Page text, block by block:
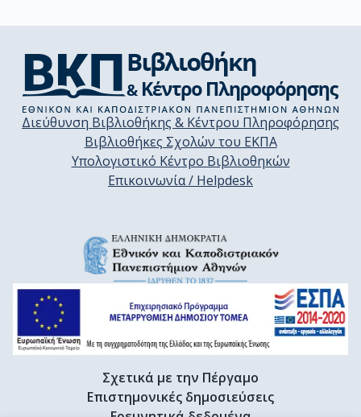
Διεύθυνση Βιβλιοθήκης & Κέντρου Πληροφόρησης
Βιβλιοθήκες Σχολών του ΕΚΠΑ
Υπολογιστικό Κέντρο Βιβλιοθηκών
Επικοινωνία / Helpdesk
Σχετικά με την Πέργαμο
Επιστημονικές δημοσιεύσεις